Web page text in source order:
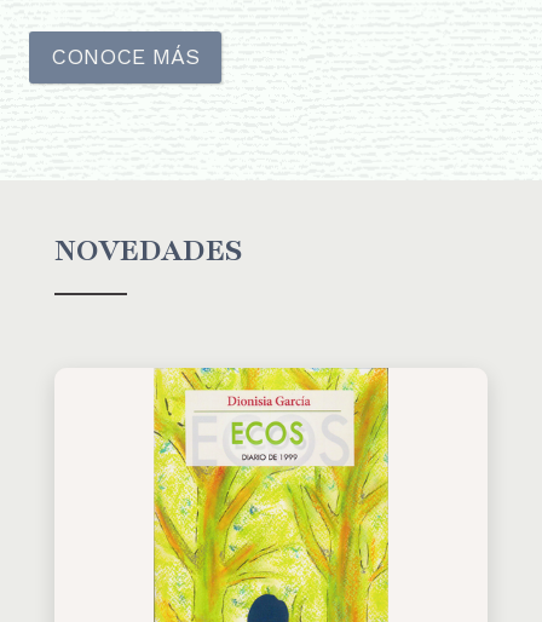
CONOCE MÁS
NOVEDADES